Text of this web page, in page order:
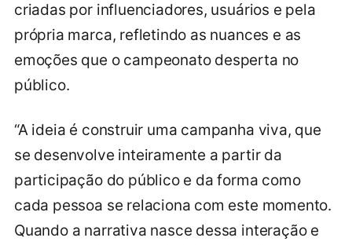
criadas por influenciadores, usuários e pela
própria marca, refletindo as nuances e as
emoções que o campeonato desperta no
público.
“A ideia é construir uma campanha viva, que
se desenvolve inteiramente a partir da
participação do público e da forma como
cada pessoa se relaciona com este momento.
Quando a narrativa nasce dessa interação e